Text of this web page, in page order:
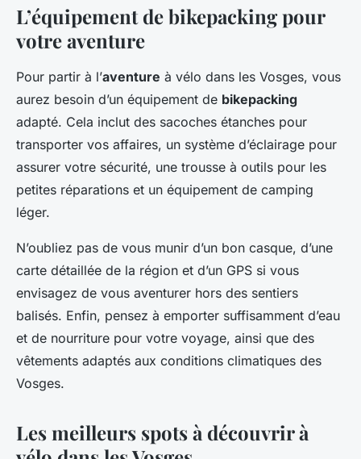
L’équipement de bikepacking pour
votre aventure
Pour partir à l’aventure à vélo dans les Vosges, vous
aurez besoin d’un équipement de bikepacking
adapté. Cela inclut des sacoches étanches pour
transporter vos affaires, un système d’éclairage pour
assurer votre sécurité, une trousse à outils pour les
petites réparations et un équipement de camping
léger.
N’oubliez pas de vous munir d’un bon casque, d’une
carte détaillée de la région et d’un GPS si vous
envisagez de vous aventurer hors des sentiers
balisés. Enfin, pensez à emporter suffisamment d’eau
et de nourriture pour votre voyage, ainsi que des
vêtements adaptés aux conditions climatiques des
Vosges.
Les meilleurs spots à découvrir à